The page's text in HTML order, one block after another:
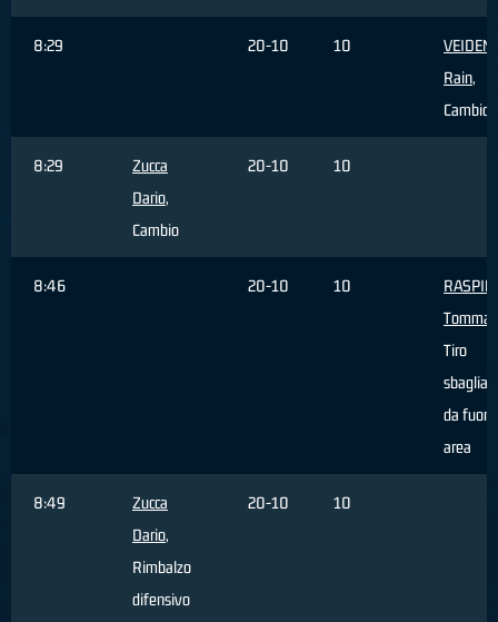
8:29 20-10 10
Rain,
Cambio
8:29
Zucca
Dario,
Cambio
20-10 10
8:46 20-10 10
Tiro
da fuori
area
8:49
Zucca
Dario,
Rimbalzo
difensivo
20-10 10